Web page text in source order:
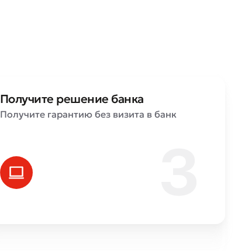
Получите решение банка
Получите гарантию без визита в банк